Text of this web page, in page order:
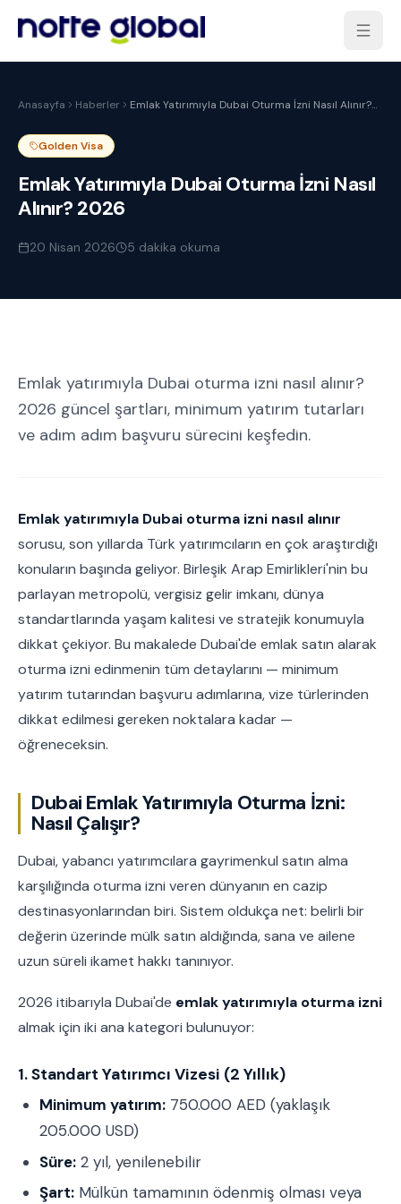
Anasayfa Haberler
Emlak Yatırımıyla Dubai Oturma İzni Nasıl Alınır?
Golden Visa
Emlak Yatırımıyla Dubai Oturma İzni Nasıl
Alınır? 2026
20 Nisan 2026 5 dakika okuma
Emlak yatırımıyla Dubai oturma izni nasıl alınır?
2026 güncel şartları, minimum yatırım tutarları
ve adım adım başvuru sürecini keşfedin.
Emlak yatırımıyla Dubai oturma izni nasıl alınır
sorusu, son yıllarda Türk yatırımcıların en çok araştırdığı
konuların başında geliyor. Birleşik Arap Emirlikleri'nin bu
parlayan metropolü, vergisiz gelir imkanı, dünya
standartlarında yaşam kalitesi ve stratejik konumuyla
dikkat çekiyor. Bu makalede Dubai'de emlak satın alarak
oturma izni edinmenin tüm detaylarını — minimum
yatırım tutarından başvuru adımlarına, vize türlerinden
dikkat edilmesi gereken noktalara kadar —
öğreneceksin.
Dubai Emlak Yatırımıyla Oturma İzni:
Nasıl Çalışır?
Dubai, yabancı yatırımcılara gayrimenkul satın alma
karşılığında oturma izni veren dünyanın en cazip
destinasyonlarından biri. Sistem oldukça net: belirli bir
değerin üzerinde mülk satın aldığında, sana ve ailene
uzun süreli ikamet hakkı tanınıyor.
2026 itibarıyla Dubai'de emlak yatırımıyla oturma izni
almak için iki ana kategori bulunuyor:
1. Standart Yatırımcı Vizesi (2 Yıllık)
Minimum yatırım: 750.000 AED (yaklaşık
205.000 USD)
Süre: 2 yıl, yenilenebilir
Şart: Mülkün tamamının ödenmiş olması veya